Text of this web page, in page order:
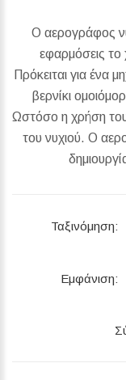
Ο αερογράφος
εφαρμόσεις το
Πρόκειται για ένα
βερνίκι
Ωστόσο η χρήση του
του νυχιού. Ο
Ταξινόμηση:
Εμφάνιση: